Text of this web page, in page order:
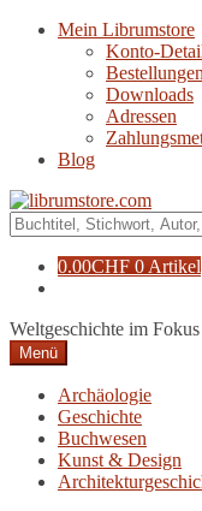
Navigation
Zum
Mein Librumstore
Konto-
Bestellungen
Downloads
Adressen
Blog
Suche
nach:
0.00CHF 0 Artikel
Weltgeschichte im Fokus
Menü
Archäologie
Geschichte
Buchwesen
Kunst & Design